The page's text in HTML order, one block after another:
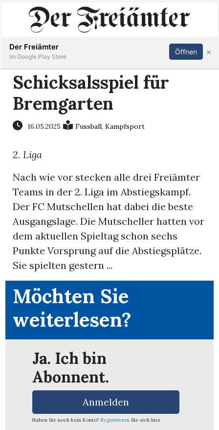
Immobilien
Veranstaltungen
Stellen
E-
Paper
Newsletter
Inserieren Abonnieren Anmelden
Schicksalsspiel für
Bremgarten
16.05.2025 Fussball,Kampfsport
2. Liga
Nach wie vor stecken alle drei Freiämter
Teams in der 2. Liga im Abstiegskampf.
Der FC Mutschellen hat dabei die beste
Ausgangslage. Die Mutscheller hatten vor
dem aktuellen Spieltag schon sechs
Punkte Vorsprung auf die Abstiegsplätze.
Sie spielten gestern ...
Möchten Sie
weiterlesen?
Ja. Ich bin
Abonnent.
Anmelden
Haben Sie noch kein Konto? Registrieren Sie sich hier
Der Freiämter
Im Google Play Store
Öffnen ×